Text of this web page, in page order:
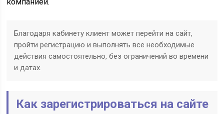
Благодаря кабинету клиент может перейти на сайт,
пройти регистрацию и выполнять все необходимые
действия самостоятельно, без ограничений во времени
и датах.
Как зарегистрироваться на сайте